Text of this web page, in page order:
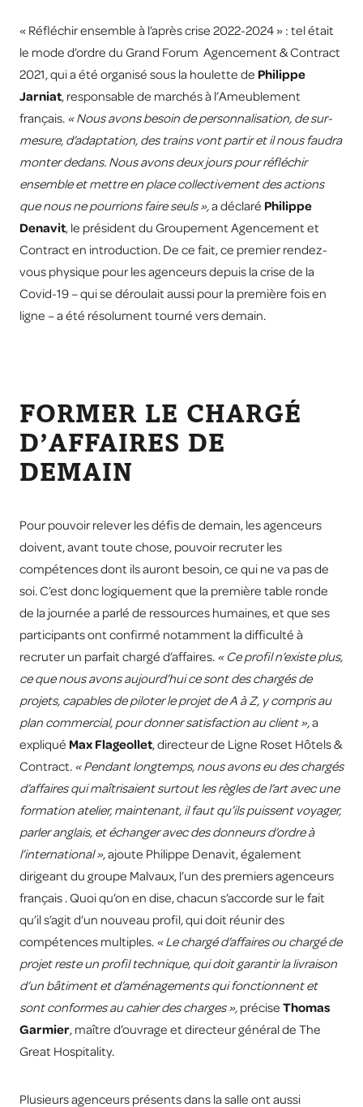
« Réfléchir ensemble à l’après crise 2022-2024 » : tel était
le mode d’ordre du Grand Forum Agencement & Contract
2021, qui a été organisé sous la houlette de Philippe
Jarniat, responsable de marchés à l’Ameublement
français. « Nous avons besoin de personnalisation, de sur-
mesure, d’adaptation, des trains vont partir et il nous faudra
monter dedans. Nous avons deux jours pour réfléchir
ensemble et mettre en place collectivement des actions
que nous ne pourrions faire seuls »,a déclaré Philippe
Denavit, le président du Groupement Agencement et
Contract en introduction. De ce fait, ce premier rendez-
vous physique pour les agenceurs depuis la crise de la
Covid-19 – qui se déroulait aussi pour la première fois en
ligne – a été résolument tourné vers demain.
FORMER LE CHARGÉ
D’AFFAIRES DE
DEMAIN
Pour pouvoir relever les défis de demain, les agenceurs
doivent, avant toute chose, pouvoir recruter les
compétences dont ils auront besoin, ce qui ne va pas de
soi. C’est donc logiquement que la première table ronde
de la journée a parlé de ressources humaines, et que ses
participants ont confirmé notamment la difficulté à
recruter un parfait chargé d’affaires. « Ce profil n’existe plus,
ce que nous avons aujourd’hui ce sont des chargés de
projets, capables de piloter le projet de A à Z, y compris au
plan commercial, pour donner satisfaction au client »,a
expliqué Max Flageollet, directeur de Ligne Roset Hôtels &
Contract. « Pendant longtemps, nous avons eu des chargés
d’affaires qui maîtrisaient surtout les règles de l’art avec une
formation atelier, maintenant, il faut qu’ils puissent voyager,
parler anglais, et échanger avec des donneurs d’ordre à
l’international »,ajoute Philippe Denavit, également
dirigeant du groupe Malvaux, l’un des premiers agenceurs
français . Quoi qu’on en dise, chacun s’accorde sur le fait
qu’il s’agit d’un nouveau profil, qui doit réunir des
compétences multiples. « Le chargé d’affaires ou chargé de
projet reste un profil technique, qui doit garantir la livraison
d’un bâtiment et d’aménagements qui fonctionnent et
sont conformes au cahier des charges », précise Thomas
Garmier, maître d’ouvrage et directeur général de The
Great Hospitality.
Plusieurs agenceurs présents dans la salle ont aussi